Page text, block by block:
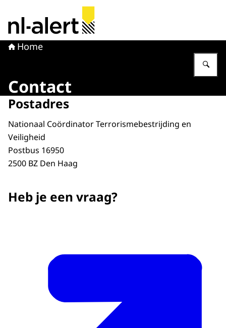
Naar de homepage van NL Alert
Home
Contact
Postadres
Nationaal Coördinator Terrorismebestrijding en
Veiligheid
Postbus 16950
2500 BZ Den Haag
Heb je een vraag?